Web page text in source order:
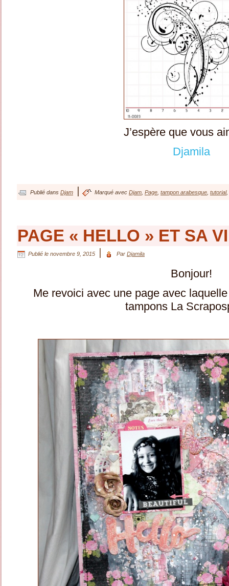
J’espère que vous
Djamila
Publié dans Djam Marqué avec Djam Page tampon arabesque tutorial,
PAGE « HELLO » ET SA
Publié le novembre 9, 2015 Par Djamila
Bonjour!
Me revoici avec une page avec
tampons La